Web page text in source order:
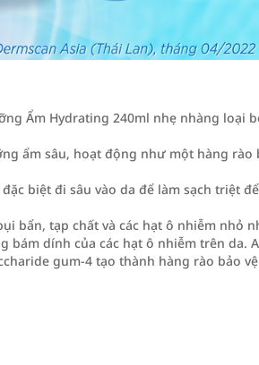
Ẩm Hydrating 240ml nhẹ nhàng loại
ẩm sâu, hoạt động như một hàng
biệt đi sâu vào da để làm sạch triệt
bẩn, tạp chất và các hạt ô nhiễm nhỏ
dính của các hạt ô nhiễm trên da.
gum-4 tạo thành hàng rào bảo